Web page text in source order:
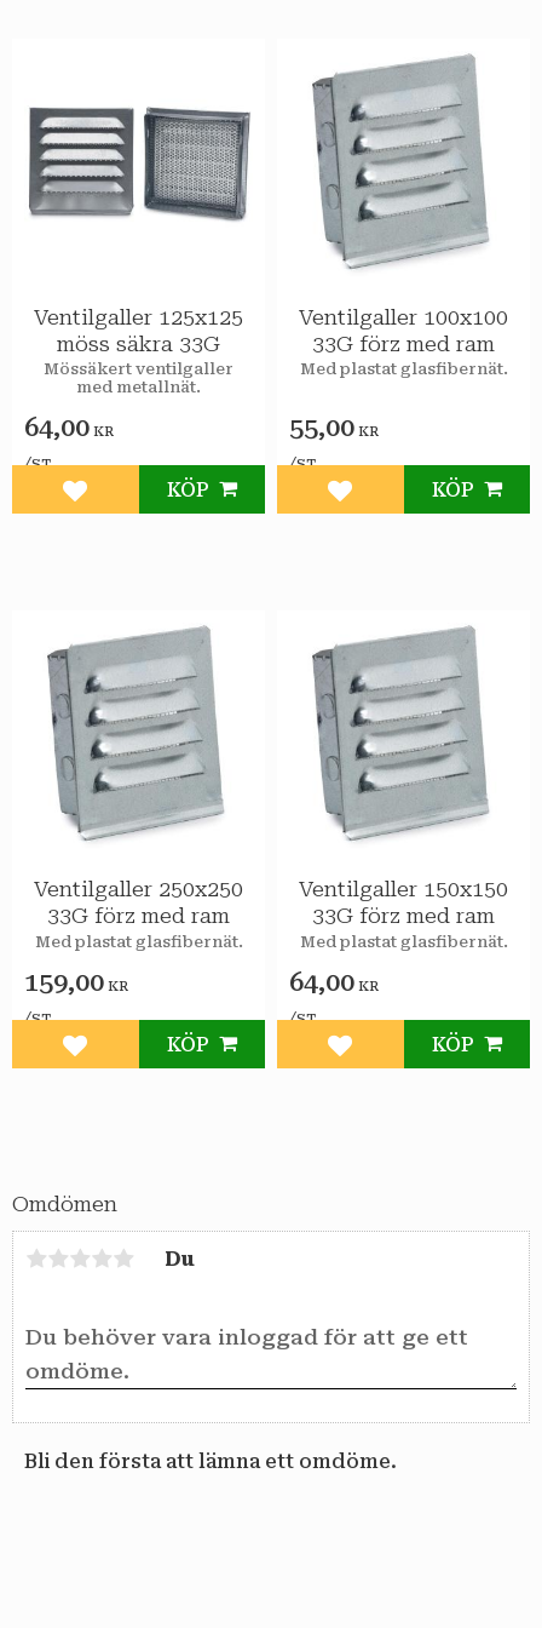
Omdömen
Du
Bli den första att lämna ett omdöme.
Ventilgaller 125x125
möss säkra 33G
Mössäkert ventilgaller
med metallnät.
64,00 KR
/ST
Lägg till i favoriter
KÖP
Ventilgaller 100x100
33G förz med ram
Med plastat glasfibernät.
55,00 KR
/ST
Lägg till i favoriter
KÖP
Ventilgaller 250x250
33G förz med ram
Med plastat glasfibernät.
159,00 KR
/ST
Lägg till i favoriter
KÖP
Ventilgaller 150x150
33G förz med ram
Med plastat glasfibernät.
64,00 KR
/ST
Lägg till i favoriter
KÖP